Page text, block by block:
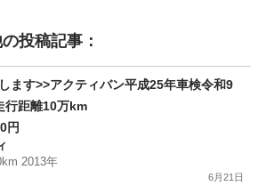
投稿記事：
ます>>アクティバン平成25年車検令和9
行距離10万km
円
2013年
6月21日